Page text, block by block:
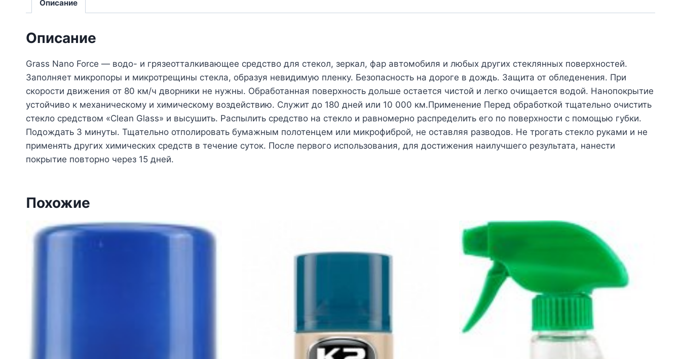
Описание
Описание
Grass Nano Force — водо- и грязеотталкивающее средство для стекол, зеркал, фар автомобиля и любых других стеклянных поверхностей.
Заполняет микропоры и микротрещины стекла, образуя невидимую пленку. Безопасность на дороге в дождь. Защита от обледенения. При
скорости движения от 80 км/ч дворники не нужны. Обработанная поверхность дольше остается чистой и легко очищается водой. Нанопокрытие
устойчиво к механическому и химическому воздействию. Служит до 180 дней или 10 000 км.Применение Перед обработкой тщательно очистить
стекло средством «Clean Glass» и высушить. Распылить средство на стекло и равномерно распределить его по поверхности с помощью губки.
Подождать 3 минуты. Тщательно отполировать бумажным полотенцем или микрофиброй, не оставляя разводов. Не трогать стекло руками и не
применять других химических средств в течение суток. После первого использования, для достижения наилучшего результата, нанести
покрытие повторно через 15 дней.
Похожие